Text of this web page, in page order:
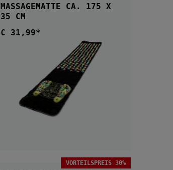
ASSAGEMATTE CA. 175 X 3
5 CM
Regulärer Preis:
€ 31,99*
VORTEILSPREIS 30%